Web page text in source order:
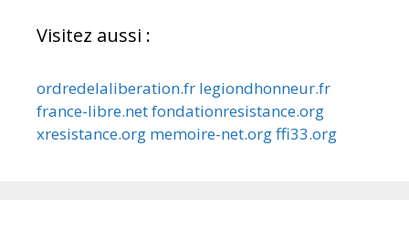
Visitez aussi :
ordredelaliberation.fr legiondhonneur.fr
france-libre.netfondationresistance.org
xresistance.org memoire-net.orgffi33.org